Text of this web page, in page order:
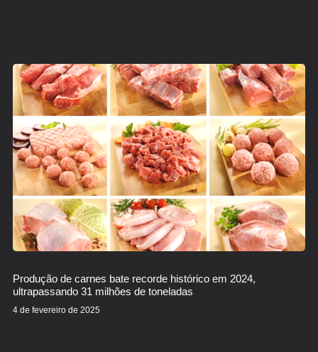
Produção de carnes bate recorde histórico em 2024,
ultrapassando 31 milhões de toneladas
4 de fevereiro de 2025